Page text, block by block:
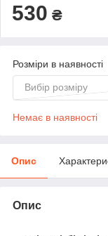
530 ₴
Розміри в наявності
Вибір розміру
Немає в наявності
Опис
Опис